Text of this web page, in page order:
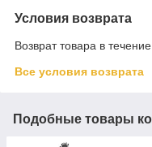
Условия возврата
Возврат товара в
Все условия возврата
Подобные товары